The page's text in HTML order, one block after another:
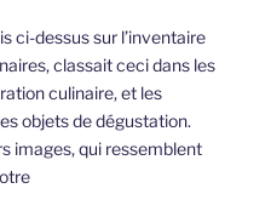
ci-dessus sur l’inventaire
classait ceci dans les
culinaire, et les
objets de dégustation.
images, qui ressemblent